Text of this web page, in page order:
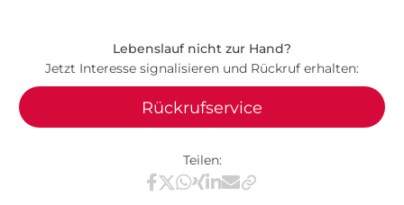
Lebenslauf nicht zur Hand?
Jetzt Interesse signalisieren und Rückruf erhalten:
Rückrufservice
Teilen:
Teilen via Facebook
Teilen via X / Twitter
Teilen via WhatsApp
Teilen via Xing
Teilen via LinkedIn
Teilen via E-Mail